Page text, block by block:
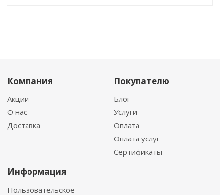
Компания
Акции
О нас
Доставка
Покупателю
Блог
Услуги
Оплата
Оплата услуг
Сертификаты
Информация
Пользовательское